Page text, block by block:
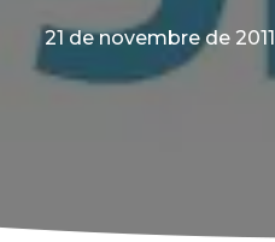
21 de novembre de 2011